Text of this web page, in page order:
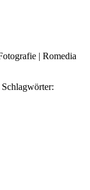
Schlagwörter: